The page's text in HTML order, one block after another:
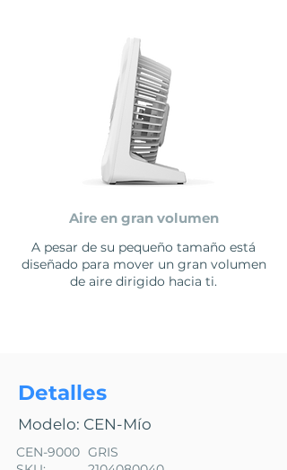
Aire en gran volumen
A pesar de su pequeño tamaño está
diseñado para mover un gran volumen
de aire dirigido hacia ti.
Detalles
Modelo: CEN-Mío
CEN-9000 GRIS